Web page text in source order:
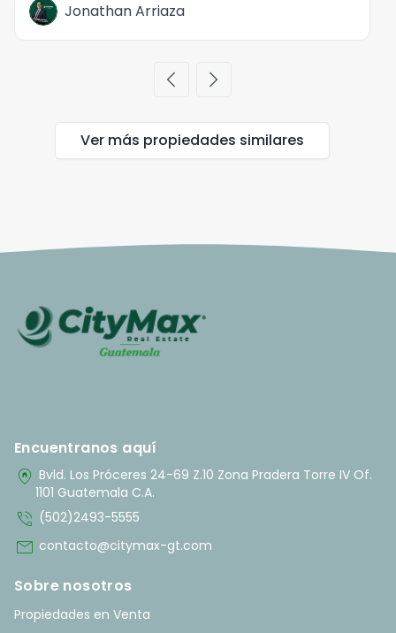
Jonathan Arriaza
chevron_left chevron_right
Ver más propiedades similares
Encuentranos aquí
home_pin Bvld. Los Próceres 24-69 Z.10 Zona Pradera Torre IV Of.
1101 Guatemala C.A.
phone_in_talk (502)2493-5555
mail contacto@citymax-gt.com
Sobre nosotros
Propiedades en Venta